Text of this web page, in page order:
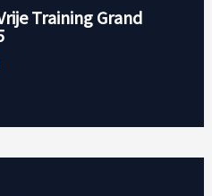
Training Grand